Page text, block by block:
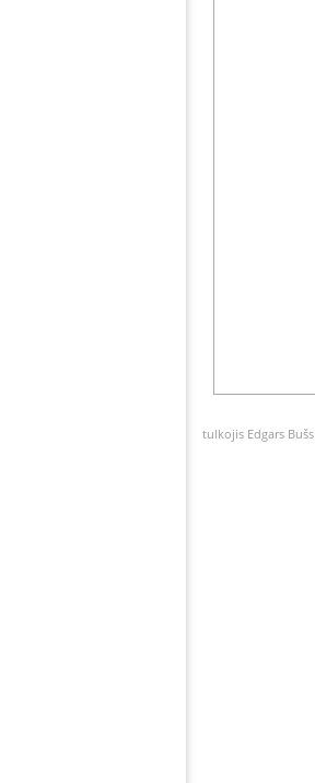
tulkojis Edgars Bušs